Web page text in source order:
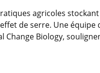
agricoles
de serre. Une
Biology,